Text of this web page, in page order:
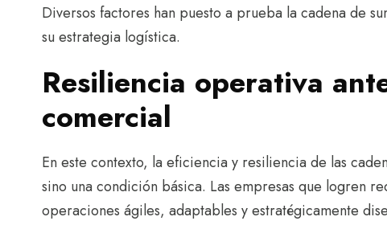
Diversos factores han puesto a prueba la cadena de
su estrategia logística.
Resiliencia operativa
comercial
En este contexto, la eficiencia y resiliencia de las
sino una condición básica. Las empresas que logren
operaciones ágiles, adaptables y estratégicamente